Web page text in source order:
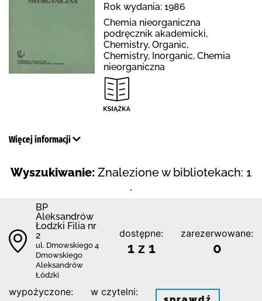
Rok wydania: 1986
Chemia nieorganiczna
podręcznik akademicki,
Chemistry, Organic,
Chemistry, Inorganic, Chemia
nieorganiczna
Więcej informacji
Wyszukiwanie: Znalezione w bibliotekach: 1
.
BP
Aleksandrów
Łodzki Filia nr
2
ul. Dmowskiego 4
Dmowskiego
Aleksandrów
Łódzki
dostępne:
1 z 1
zarezerwowane:
0
wypożyczone: w czytelni: